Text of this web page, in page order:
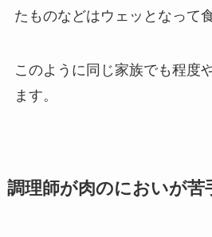
たものなどはウェッとなって
このように同じ家族でも程度
ます。
調理師が肉のにおいが苦